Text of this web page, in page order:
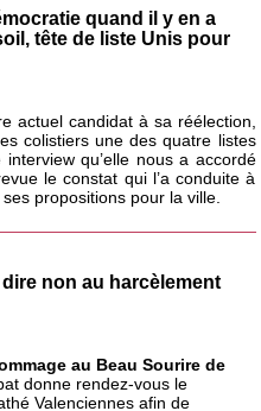
quand il y en a
tête de liste Unis pour
actuel candidat à sa réélection,
colistiers une des quatre listes
interview qu’elle nous a accordé
le constat qui l’a conduite à
propositions pour la ville.
non au harcèlement
au Beau Sourire de
donne rendez-vous le
Valenciennes afin de